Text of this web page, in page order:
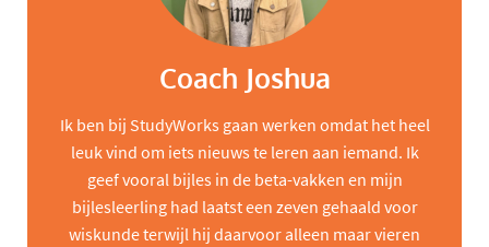
Coach Joshua
Ik ben bij StudyWorks gaan werken omdat het heel
leuk vind om iets nieuws te leren aan iemand. Ik
geef vooral bijles in de beta-vakken en mijn
bijlesleerling had laatst een zeven gehaald voor
wiskunde terwijl hij daarvoor alleen maar vieren